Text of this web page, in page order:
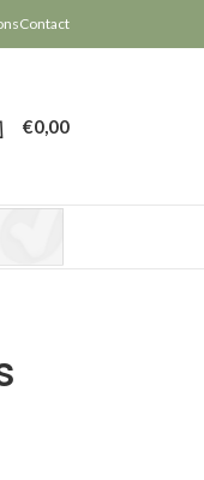
Contact
€0,00